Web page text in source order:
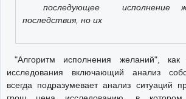
последующее исполнение
последствия, но их
"Алгоритм исполнения желаний",
исследования включающий анализ
всегда подразумевает анализ ситуаций